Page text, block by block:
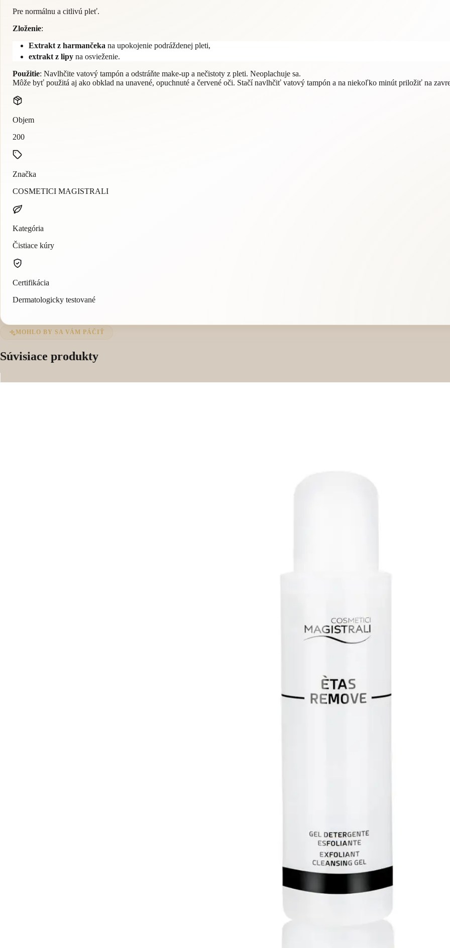
Pre normálnu a citlivú pleť.
Zloženie:
Extrakt z harmančeka na upokojenie podráždenej pleti,
extrakt z lipy na osvieženie.
Použitie: Navlhčite vatový tampón a odstráňte make-up a nečistoty z pleti. Neoplachuje sa.
Môže byť použitá aj ako obklad na unavené, opuchnuté a červené oči. Stačí navlhčiť vatový tampón a na niekoľko minút priložiť na
Objem
200
Značka
COSMETICI MAGISTRALI
Kategória
Čistiace kúry
Certifikácia
Dermatologicky testované
MOHLO BY SA VÁM PÁČIŤ
Súvisiace produkty